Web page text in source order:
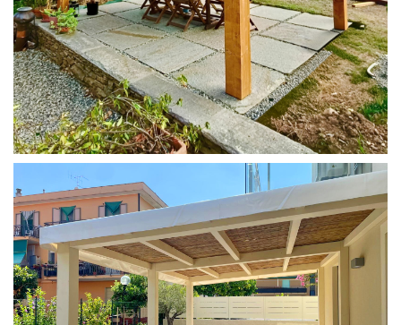
PERGOLA 4X3